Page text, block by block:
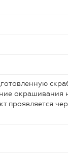
окрашивания
проявляется